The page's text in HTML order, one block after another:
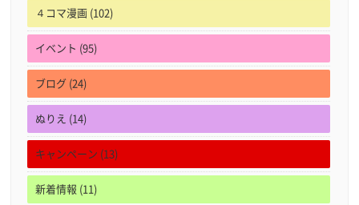
４コマ漫画 (102)
イベント (95)
ブログ (24)
ぬりえ (14)
キャンペーン (13)
新着情報 (11)